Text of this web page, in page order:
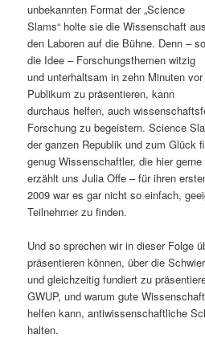
t
s
p
r
i
n
g
e
n
a
l
t
s
p
r
i
n
g
e
unbekannten Format der „Science
Slams“ holte sie die Wissenschaft aus
den Laboren auf die Bühne. Denn – so
die Idee – Forschungsthemen witzig
und unterhaltsam in zehn Minuten vor
Publikum zu präsentieren, kann
durchaus helfen, auch
Forschung zu begeistern. Science
der ganzen Republik und zum Glück
genug Wissenschaftler, die hier
erzählt uns Julia Offe – für ihren
2009 war es gar nicht so einfach,
Teilnehmer zu finden.
Und so sprechen wir in dieser Folge
präsentieren können, über die
und gleichzeitig fundiert zu
GWUP, und warum gute
helfen kann, antiwissenschaftliche
halten.